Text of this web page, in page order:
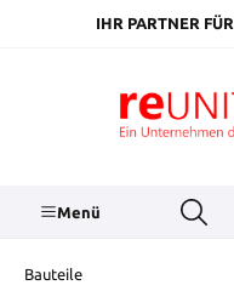
springenIHR PARTNER
Menü
Bauteile